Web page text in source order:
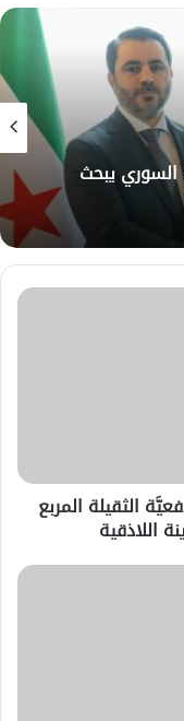
السوري يبحث
الثقيلة المربع
اللاذقية